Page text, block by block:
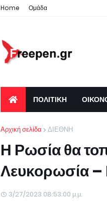
Home Ομάδα
ΠΟΛΙΤΙΚΗ
Αρχική σελίδα ΔΙΕΘΝΗ
Η Ρωσία θα
Λευκορωσία –
3/27/2023 08:53:00 μ.μ.